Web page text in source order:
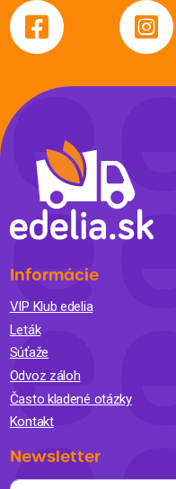
Informácie
VIP Klub edelia
Leták
Súťaže
Odvoz záloh
Často kladené otázky
Kontakt
Newsletter